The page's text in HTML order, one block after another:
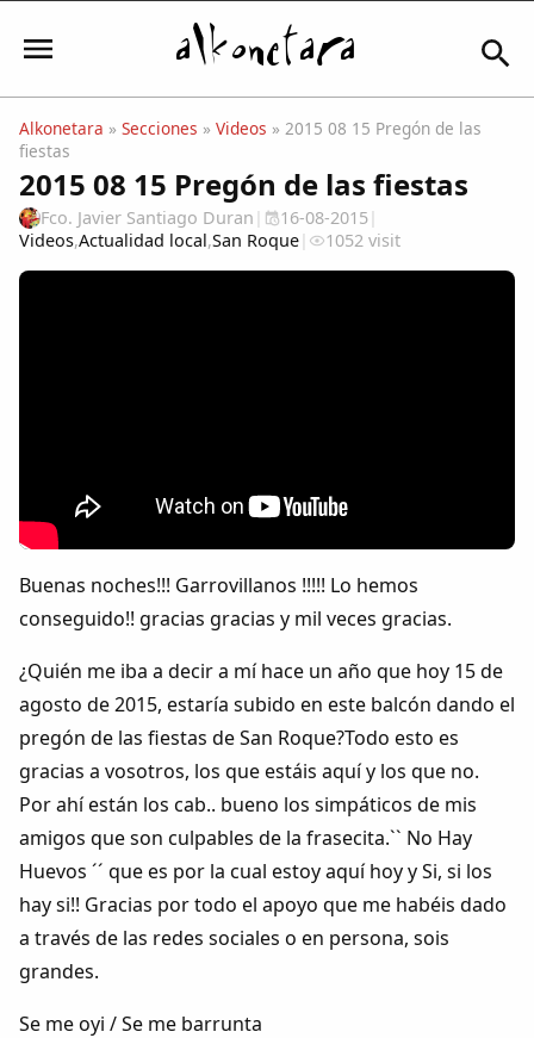
Mi Cuenta
Colaboradores
AlkoTV
Biblioteca
Periódico Alconétar
Foros
Idiosincrasia
Diccionario
Traductor
Alkonetara » Secciones » Videos » 2015 08 15 Pregón de las
fiestas
2015 08 15 Pregón de las fiestas
Fco. Javier Santiago Duran | 16-08-2015|
Videos,Actualidad local,San Roque| 1052 visit
Buenas noches!!! Garrovillanos !!!!! Lo hemos
conseguido!! gracias gracias y mil veces gracias.
¿Quién me iba a decir a mí hace un año que hoy 15 de
agosto de 2015, estaría subido en este balcón dando el
pregón de las fiestas de San Roque?Todo esto es
gracias a vosotros, los que estáis aquí y los que no.
Por ahí están los cab.. bueno los simpáticos de mis
amigos que son culpables de la frasecita.`` No Hay
Huevos ´´ que es por la cual estoy aquí hoy y Si, si los
hay si!! Gracias por todo el apoyo que me habéis dado
a través de las redes sociales o en persona, sois
grandes.
Se me oyi / Se me barrunta